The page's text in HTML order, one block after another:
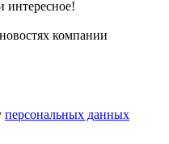
интересное!
компании
персональных данных